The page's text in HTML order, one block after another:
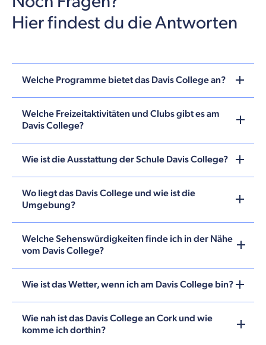
Hier findest du die Antworten
Welche Programme bietet das Davis College an?
Welche Freizeitaktivitäten und Clubs gibt es am
Davis College?
Wie ist die Ausstattung der Schule Davis College?
Wo liegt das Davis College und wie ist die
Umgebung?
Welche Sehenswürdigkeiten finde ich in der Nähe
vom Davis College?
Wie ist das Wetter, wenn ich am Davis College bin?
Wie nah ist das Davis College an Cork und wie
komme ich dorthin?